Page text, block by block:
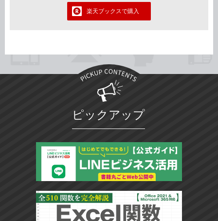
楽天ブックスで購入
ピックアップ